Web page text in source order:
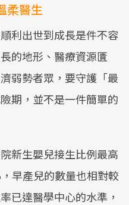
柔醫生
利出世到成長是件不容
的地形、醫療資源匱
弱勢者眾，要守護「最
期，並不是一件簡單的
新生嬰兒接生比例最高
早產兒的數量也相對較
已達醫學中心的水準，